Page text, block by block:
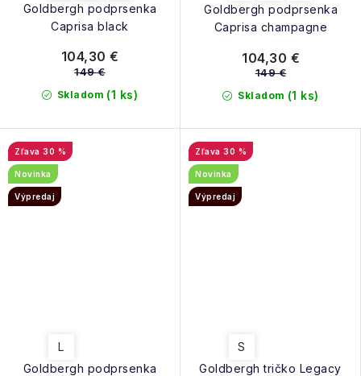
Goldbergh podprsenka
Caprisa black
Skladom (1 ks)
104,30 €
149 €
Goldbergh podprsenka
Caprisa champagne
Skladom (1 ks)
104,30 €
149 €
Goldbergh podprsenka
30 %
Novinka
Výpredaj
L
Goldbergh tričko Legacy
30 %
Novinka
Výpredaj
S